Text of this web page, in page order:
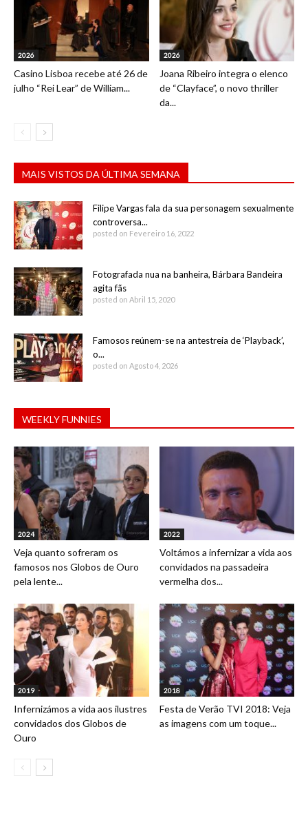
2026
Casino Lisboa recebe até 26 de
julho “Rei Lear” de William...
2026
Joana Ribeiro integra o elenco
de “Clayface”, o novo thriller
da...
MAIS VISTOS DA ÚLTIMA SEMANA
Filipe Vargas fala da sua personagem sexualmente
controversa...
posted on Fevereiro 16, 2022
Fotografada nua na banheira, Bárbara Bandeira
agita fãs
posted on Abril 15, 2020
Famosos reúnem-se na antestreia de ‘Playback’,
o...
posted on Agosto 4, 2026
WEEKLY FUNNIES
2024
Veja quanto sofreram os
famosos nos Globos de Ouro
pela lente...
2022
Voltámos a infernizar a vida aos
convidados na passadeira
vermelha dos...
2019
Infernizámos a vida aos ilustres
convidados dos Globos de
Ouro
2018
Festa de Verão TVI 2018: Veja
as imagens com um toque...